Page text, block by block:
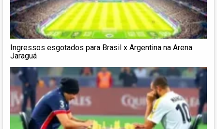
Ingressos esgotados para Brasil x Argentina na Arena
Jaraguá